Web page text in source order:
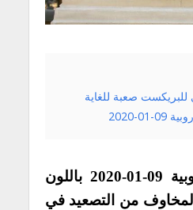
للبريكست صعبة للغاية
01-2020
بدأت الاسهم الاوروبية 09-01-2020 باللون
من التصعيد في